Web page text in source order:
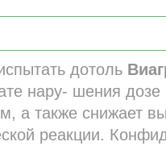
дотоль
нару- шения
а также снижает
реакции.